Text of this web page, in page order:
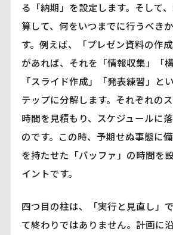
る「納期」を設定します。そして
算して、何をいつまでに行うべき
す。例えば、「プレゼン資料の作
があれば、それを「情報収集」「
「スライド作成」「発表練習」と
テップに分解します。それぞれの
時間を見積もり、スケジュールに
のです。この時、予期せぬ事態に
を持たせた「バッファ」の時間を
イントです。
四つ目の柱は、「実行と見直し」
て終わりではありません。計画に